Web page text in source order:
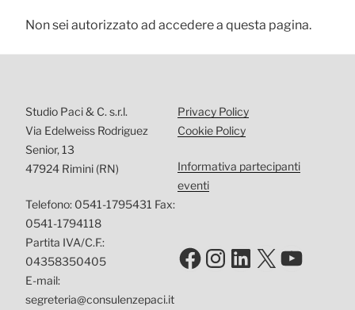
Non sei autorizzato ad accedere a questa pagina.
Studio Paci & C. s.r.l.
Via Edelweiss Rodriguez
Senior, 13
47924 Rimini (RN)
Telefono: 0541-1795431 Fax:
0541-1794118
Partita IVA/C.F.:
04358350405
E-mail:
segreteria@consulenzepaci.it
Privacy Policy
Cookie Policy
Informativa partecipanti
eventi
Facebook
Instagram
LinkedIn
X